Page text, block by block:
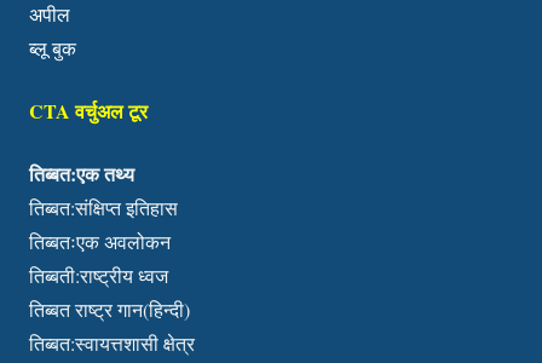
अपील
ब्लू बुक
CTA वर्चुअल टूर
तिब्बत:एक तथ्य
तिब्बत:संक्षिप्त इतिहास
तिब्बतःएक अवलोकन
तिब्बती:राष्ट्रीय ध्वज
तिब्बत राष्ट्र गान(हिन्दी)
तिब्बत:स्वायत्तशासी क्षेत्र